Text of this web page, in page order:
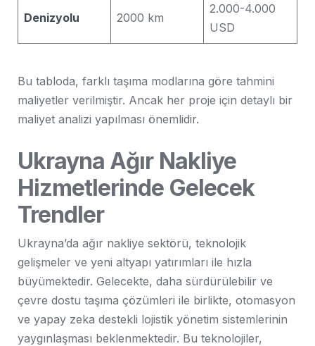
Denizyolu 2000 km
2.000-4.000
USD
Bu tabloda, farklı taşıma modlarına göre tahmini
maliyetler verilmiştir. Ancak her proje için detaylı bir
maliyet analizi yapılması önemlidir.
Ukrayna Ağır Nakliye
Hizmetlerinde Gelecek
Trendler
Ukrayna’da ağır nakliye sektörü, teknolojik
gelişmeler ve yeni altyapı yatırımları ile hızla
büyümektedir. Gelecekte, daha sürdürülebilir ve
çevre dostu taşıma çözümleri ile birlikte, otomasyon
ve yapay zeka destekli lojistik yönetim sistemlerinin
yaygınlaşması beklenmektedir. Bu teknolojiler,